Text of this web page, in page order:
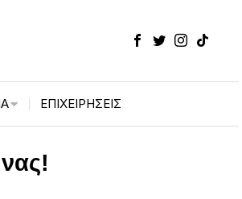
ΕΠΙΧΕΙΡΉΣΕΙΣ